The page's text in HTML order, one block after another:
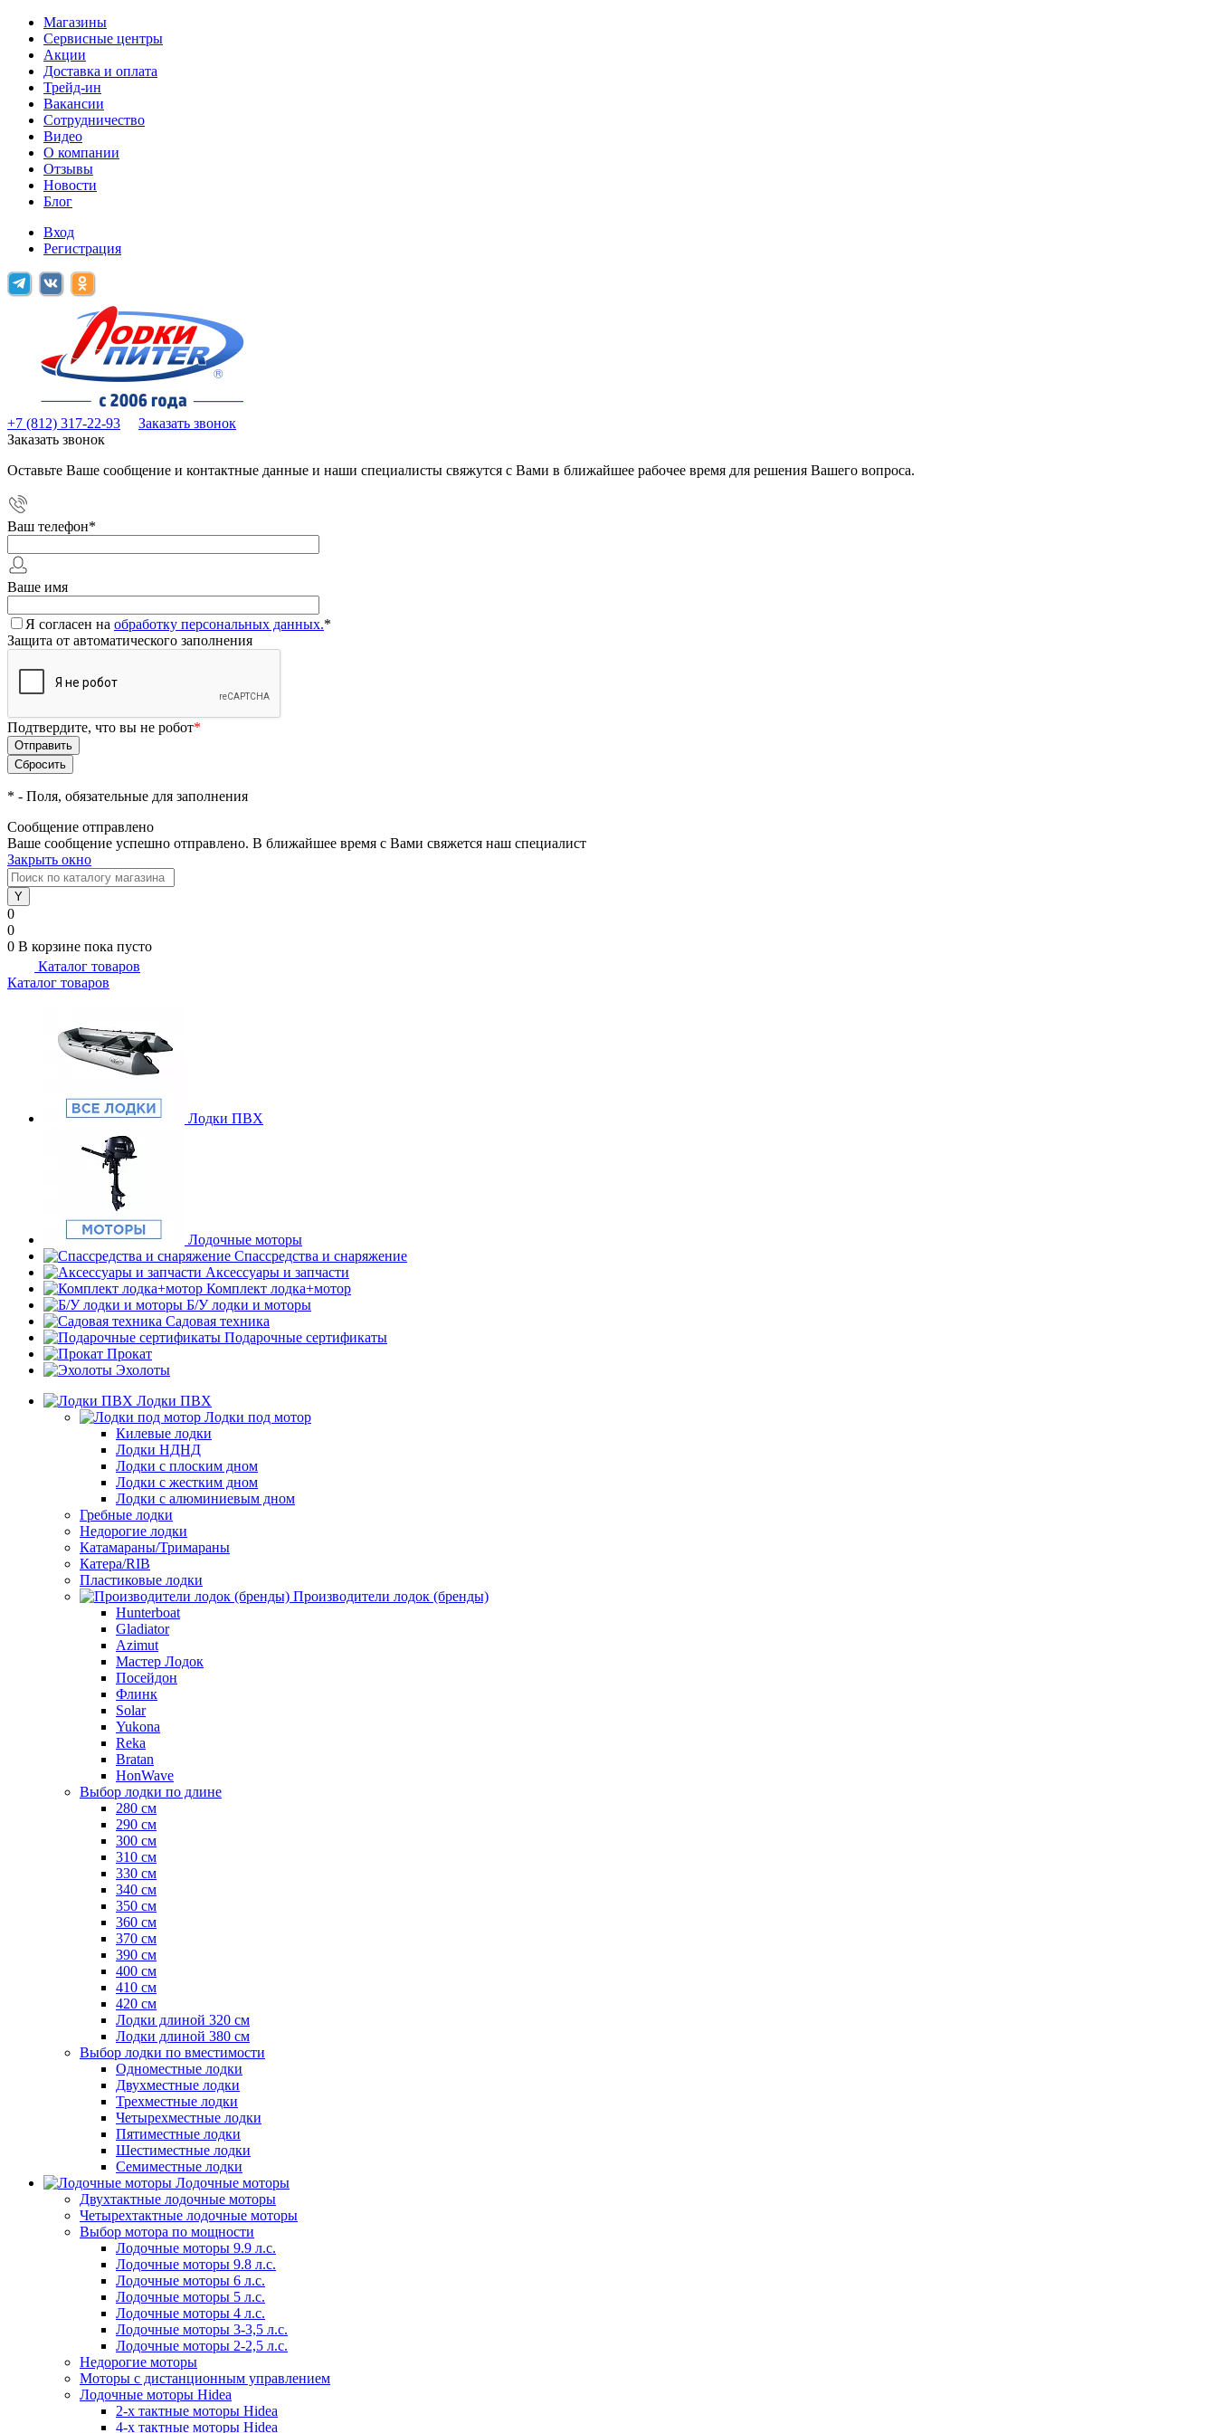
Магазины
Сервисные центры
Акции
Доставка и оплата
Трейд-ин
Вакансии
Сотрудничество
Видео
О компании
Отзывы
Новости
Блог
Вход
Регистрация
+7 (812) 317-22-93
Заказать звонок
Заказать звонок
Оставьте Ваше сообщение и контактные данные и наши специалисты свяжутся с Вами в ближайшее рабочее время для решения Вашего вопроса.
Ваш телефон*
Ваше имя
Я согласен на обработку персональных данных.*
Защита от автоматического заполнения
Подтвердите, что вы не робот*
* - Поля, обязательные для заполнения
Сообщение отправлено
Ваше сообщение успешно отправлено. В ближайшее время с Вами свяжется наш специалист
Закрыть окно
0
0
0 В корзине пока пусто
Каталог товаров
Каталог товаров
Лодки ПВХ
Лодочные моторы
Спассредства и снаряжение
Аксессуары и запчасти
Комплект лодка+мотор
Б/У лодки и моторы
Садовая техника
Подарочные сертификаты
Прокат
Эхолоты
Лодки ПВХ
Лодки под мотор
Килевые лодки
Лодки НДНД
Лодки с плоским дном
Лодки с жестким дном
Лодки с алюминиевым дном
Гребные лодки
Недорогие лодки
Катамараны/Тримараны
Катера/RIB
Пластиковые лодки
Производители лодок (бренды)
Hunterboat
Gladiator
Azimut
Мастер Лодок
Посейдон
Флинк
Solar
Yukona
Reka
Bratan
HonWave
Выбор лодки по длине
280 см
290 см
300 см
310 см
330 см
340 см
350 см
360 см
370 см
390 см
400 см
410 см
420 см
Лодки длиной 320 см
Лодки длиной 380 см
Выбор лодки по вместимости
Одноместные лодки
Двухместные лодки
Трехместные лодки
Четырехместные лодки
Пятиместные лодки
Шестиместные лодки
Семиместные лодки
Лодочные моторы
Двухтактные лодочные моторы
Четырехтактные лодочные моторы
Выбор мотора по мощности
Лодочные моторы 9.9 л.с.
Лодочные моторы 9.8 л.с.
Лодочные моторы 6 л.с.
Лодочные моторы 5 л.с.
Лодочные моторы 4 л.с.
Лодочные моторы 3-3,5 л.с.
Лодочные моторы 2-2,5 л.с.
Недорогие моторы
Моторы с дистанционным управлением
Лодочные моторы Hidea
2-х тактные моторы Hidea
4-х тактные моторы Hidea